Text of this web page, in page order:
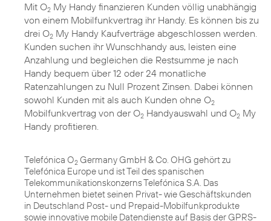
Mit O2 My Handy finanzieren Kunden völlig unabhängig
von einem Mobilfunkvertrag ihr Handy. Es können bis zu
drei O2 My Handy Kaufverträge abgeschlossen werden.
Kunden suchen ihr Wunschhandy aus, leisten eine
Anzahlung und begleichen die Restsumme je nach
Handy bequem über 12 oder 24 monatliche
Ratenzahlungen zu Null Prozent Zinsen. Dabei können
sowohl Kunden mit als auch Kunden ohne O2
Mobilfunkvertrag von der O2 Handyauswahl und O2 My
Handy profitieren.
Telefónica O2 Germany GmbH & Co. OHG gehört zu
Telefónica Europe und ist Teil des spanischen
Telekommunikationskonzerns Telefónica S.A. Das
Unternehmen bietet seinen Privat- wie Geschäftskunden
in Deutschland Post- und Prepaid-Mobilfunkprodukte
sowie innovative mobile Datendienste auf Basis der GPRS-